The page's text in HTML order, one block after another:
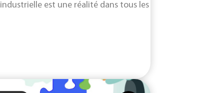
industrielle est une réalité dans tous les secteurs d'activité.